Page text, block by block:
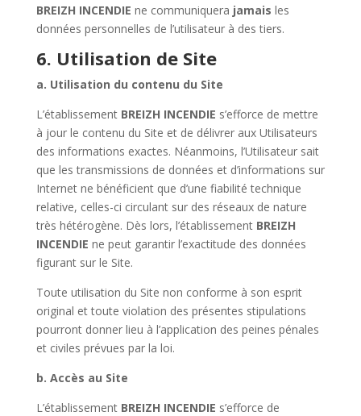
BREIZH INCENDIE ne communiquera jamais les
données personnelles de l’utilisateur à des tiers.
6. Utilisation de Site
a. Utilisation du contenu du Site
L’établissement BREIZH INCENDIE s’efforce de mettre
à jour le contenu du Site et de délivrer aux Utilisateurs
des informations exactes. Néanmoins, l’Utilisateur sait
que les transmissions de données et d’informations sur
Internet ne bénéficient que d’une fiabilité technique
relative, celles-ci circulant sur des réseaux de nature
très hétérogène. Dès lors, l’établissement BREIZH
INCENDIE ne peut garantir l’exactitude des données
figurant sur le Site.
Toute utilisation du Site non conforme à son esprit
original et toute violation des présentes stipulations
pourront donner lieu à l’application des peines pénales
et civiles prévues par la loi.
b. Accès au Site
L’établissement BREIZH INCENDIE s’efforce de